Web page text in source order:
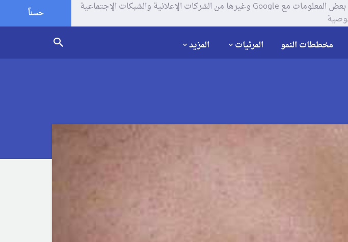
يستخدم موقعنا ملفات تعريف الإرتباط (الكوكيز) لتحليل زياراتك وإستخدامك للموقع و تتم مشاركة بعض المعلومات مع Google وغيرها من الشركات الإعلانية والشبكات الإجتماعية
حسناً
مخططات النمو المرئيات المزيد